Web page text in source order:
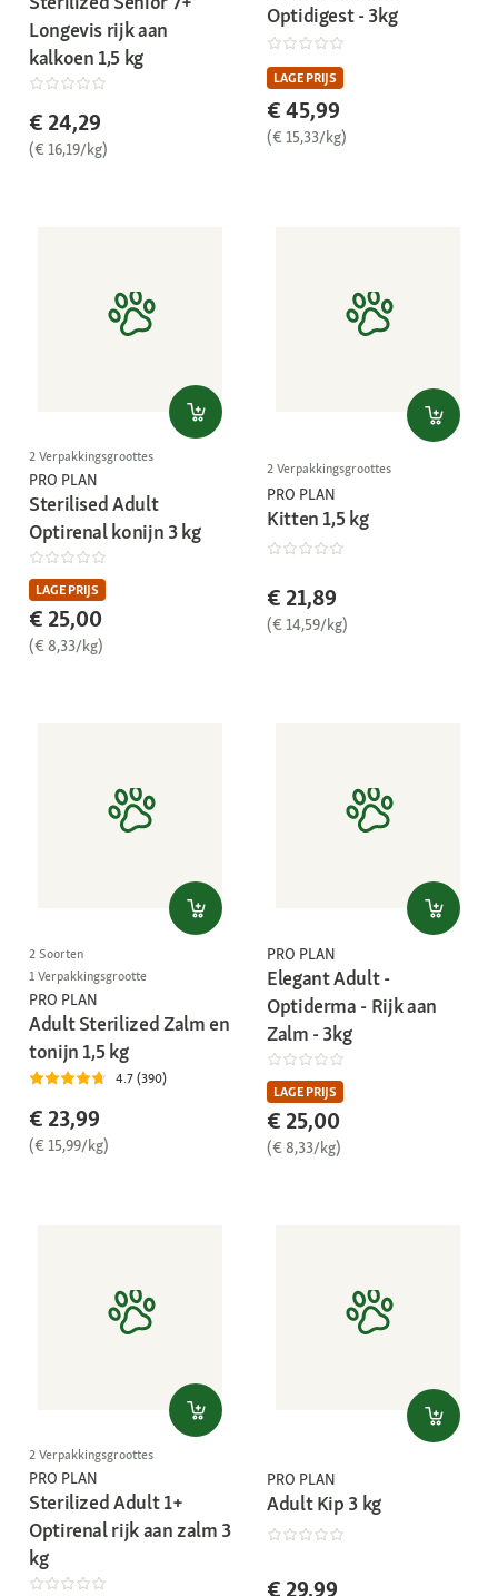
Longevis rijk aan
kalkoen 1,5 kg
€ 24,29
(€ 16,19/kg)
Optidigest - 3kg
LAGE PRIJS
€ 45,99
(€ 15,33/kg)
2 Verpakkingsgroottes
PRO PLAN
Sterilised Adult
Optirenal konijn 3 kg
LAGE PRIJS
€ 25,00
(€ 8,33/kg)
2 Verpakkingsgroottes
PRO PLAN
Kitten 1,5 kg
€ 21,89
(€ 14,59/kg)
2 Soorten
1 Verpakkingsgrootte
PRO PLAN
Adult Sterilized Zalm en
tonijn 1,5 kg
4.7 (390)
€ 23,99
(€ 15,99/kg)
PRO PLAN
Elegant Adult -
Optiderma - Rijk aan
Zalm - 3kg
LAGE PRIJS
€ 25,00
(€ 8,33/kg)
2 Verpakkingsgroottes
PRO PLAN
Sterilized Adult 1+
Optirenal rijk aan zalm 3
kg
PRO PLAN
Adult Kip 3 kg
€ 29,99